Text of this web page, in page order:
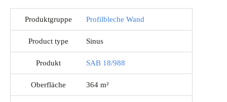
Produktgruppe Profilbleche Wand
Product type Sinus
Produkt SAB 18/988
Oberfläche 364 m²